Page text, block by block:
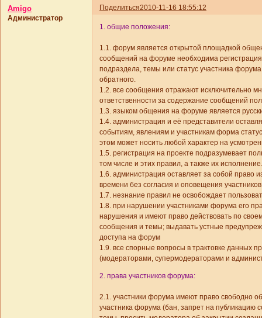
Поделиться2010-11-16 18:55:12
Amigo
Администратор
1. общие положения:
1.1. форум является открытой площадкой
сообщений на форуме необходима
подраздела, темы или статус участника
обратного.
1.2. все сообщения отражают исключительно
ответственности за содержание сообщений
1.3. языком общения на форуме является
1.4. администрация и её представители
событиям, явлениям и участникам форма
этом может носить любой характер на
1.5. регистрация на проекте подразумевает
том числе и этих правил, а также их исполнение.
1.6. администрация оставляет за собой
времени без согласия и оповещения
1.7. незнание правил не освобождает
1.8. при нарушении участниками форума его
нарушения и имеют право действовать по
сообщения и темы; выдавать устные
доступа на форум
1.9. все спорные вопросы в трактовке данных
(модераторами, супермодераторами и
2. права участников форума:
2.1. участники форума имеют право свободно
участника форума (бан, запрет на публикацию